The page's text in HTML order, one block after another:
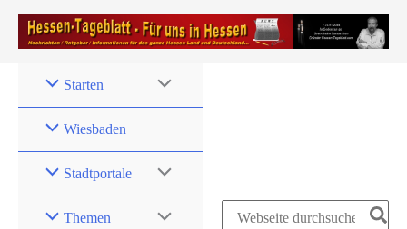
Zum
Inhalt
Starten
Wiesbaden
Stadtportale
Themen Search